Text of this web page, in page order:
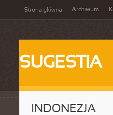
Strona główna Archiwum
SUGESTIA
INDONEZJA